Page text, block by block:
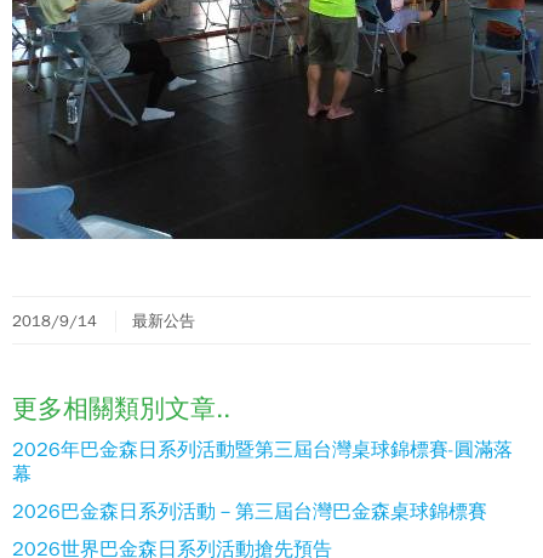
2018/9/14 最新公告
更多相關類別文章..
2026年巴金森日系列活動暨第三屆台灣桌球錦標賽-圓滿落
幕
2026巴金森日系列活動－第三屆台灣巴金森桌球錦標賽
2026世界巴金森日系列活動搶先預告